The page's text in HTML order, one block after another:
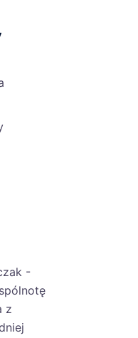
-
z